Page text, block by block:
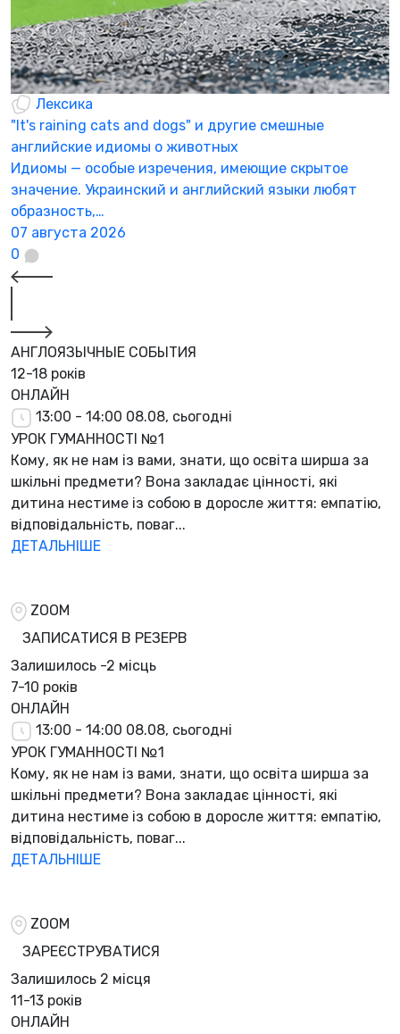
Лексика
"It's raining cats and dogs" и другие смешные
английские идиомы о животных
Идиомы — особые изречения, имеющие скрытое
значение. Украинский и английский языки любят
образность,…
07 августа 2026
0
АНГЛОЯЗЫЧНЫЕ СОБЫТИЯ
12-18 років
ОНЛАЙН
13:00 - 14:00 08.08, сьогодні
УРОК ГУМАННОСТІ №1
Кому, як не нам із вами, знати, що освіта ширша за
шкільні предмети? Вона закладає цінності, які
дитина нестиме із собою в доросле життя: емпатію,
відповідальність, поваг...
ДЕТАЛЬНІШЕ
ZOOM
ЗАПИСАТИСЯ В РЕЗЕРВ
Залишилось -2 місць
7-10 років
ОНЛАЙН
13:00 - 14:00 08.08, сьогодні
УРОК ГУМАННОСТІ №1
Кому, як не нам із вами, знати, що освіта ширша за
шкільні предмети? Вона закладає цінності, які
дитина нестиме із собою в доросле життя: емпатію,
відповідальність, поваг...
ДЕТАЛЬНІШЕ
ZOOM
ЗАРЕЄСТРУВАТИСЯ
Залишилось 2 місця
11-13 років
ОНЛАЙН